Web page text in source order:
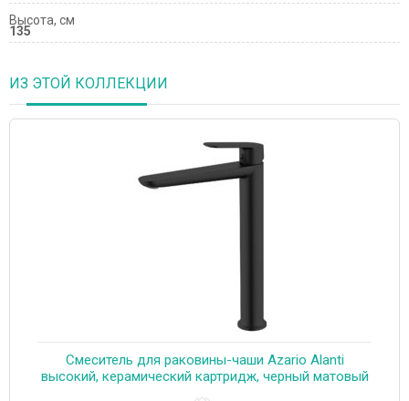
Высота, см
135
ИЗ ЭТОЙ КОЛЛЕКЦИИ
Смеситель для раковины-чаши Azario Alanti
высокий, керамический картридж, черный матовый